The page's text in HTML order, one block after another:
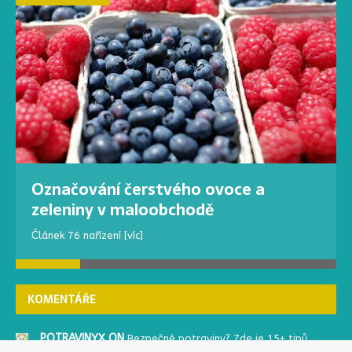
Označování čerstvého ovoce a
zeleniny v maloobchodě
Článek 76 nařízení [víc]
KOMENTÁŘE
POTRAVINYX ONBezpečné potraviny? Zde je 15+ tipů